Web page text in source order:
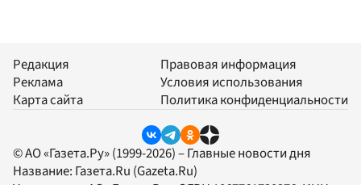
Редакция
Реклама
Карта сайта
Правовая информация
Условия использования
Политика конфиденциальности
© АО «Газета.Ру» (1999-2026) – Главные новости дня
Название: Газета.Ru (Gazeta.Ru)